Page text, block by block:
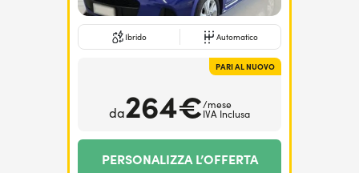
Ibrido Automatico
PARI AL NUOVO
da264€/mese
IVA Inclusa
PERSONALIZZA L’OFFERTA